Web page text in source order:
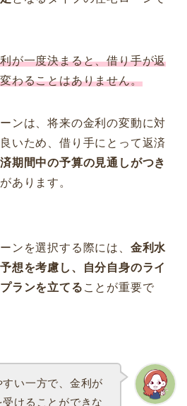
が一度決まると、借り手が返
わることはありません。
ンは、将来の金利の変動に対
いため、借り手にとって返済
期間中の予算の見通しがつき
あります。
ンを選択する際には、 金利水
想を考慮し、自分自身のライ
ランを立てる ことが重要で
い一方で、金利が
けることができな